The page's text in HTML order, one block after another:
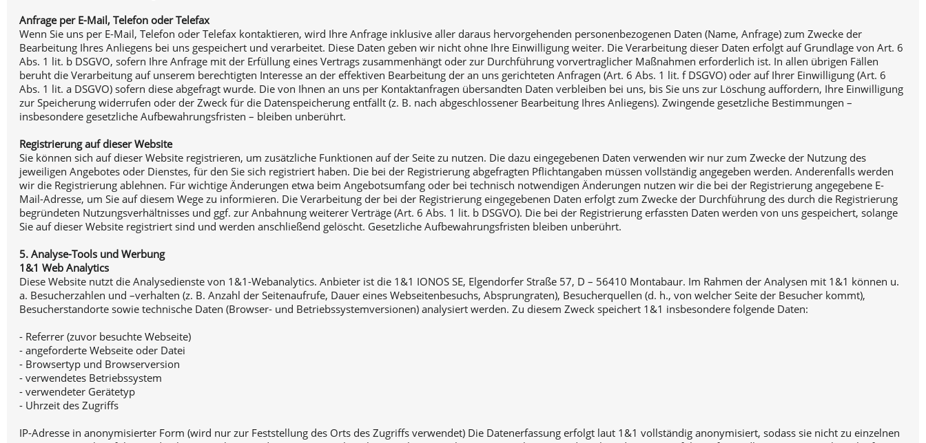
Anfrage per E-Mail, Telefon oder Telefax
Wenn Sie uns per E-Mail, Telefon oder Telefax kontaktieren, wird Ihre Anfrage inklusive aller daraus hervorgehenden personenbezogenen Daten (Name, Anfrage) zum Zwecke der
Bearbeitung Ihres Anliegens bei uns gespeichert und verarbeitet. Diese Daten geben wir nicht ohne Ihre Einwilligung weiter. Die Verarbeitung dieser Daten erfolgt auf Grundlage von Art. 6
Abs. 1 lit. b DSGVO, sofern Ihre Anfrage mit der Erfüllung eines Vertrags zusammenhängt oder zur Durchführung vorvertraglicher Maßnahmen erforderlich ist. In allen übrigen Fällen
beruht die Verarbeitung auf unserem berechtigten Interesse an der effektiven Bearbeitung der an uns gerichteten Anfragen (Art. 6 Abs. 1 lit. f DSGVO) oder auf Ihrer Einwilligung (Art. 6
Abs. 1 lit. a DSGVO) sofern diese abgefragt wurde. Die von Ihnen an uns per Kontaktanfragen übersandten Daten verbleiben bei uns, bis Sie uns zur Löschung auffordern, Ihre Einwilligung
zur Speicherung widerrufen oder der Zweck für die Datenspeicherung entfällt (z. B. nach abgeschlossener Bearbeitung Ihres Anliegens). Zwingende gesetzliche Bestimmungen –
insbesondere gesetzliche Aufbewahrungsfristen – bleiben unberührt.
Registrierung auf dieser Website
Sie können sich auf dieser Website registrieren, um zusätzliche Funktionen auf der Seite zu nutzen. Die dazu eingegebenen Daten verwenden wir nur zum Zwecke der Nutzung des
jeweiligen Angebotes oder Dienstes, für den Sie sich registriert haben. Die bei der Registrierung abgefragten Pflichtangaben müssen vollständig angegeben werden. Anderenfalls werden
wir die Registrierung ablehnen. Für wichtige Änderungen etwa beim Angebotsumfang oder bei technisch notwendigen Änderungen nutzen wir die bei der Registrierung angegebene E-
Mail-Adresse, um Sie auf diesem Wege zu informieren. Die Verarbeitung der bei der Registrierung eingegebenen Daten erfolgt zum Zwecke der Durchführung des durch die Registrierung
begründeten Nutzungsverhältnisses und ggf. zur Anbahnung weiterer Verträge (Art. 6 Abs. 1 lit. b DSGVO). Die bei der Registrierung erfassten Daten werden von uns gespeichert, solange
Sie auf dieser Website registriert sind und werden anschließend gelöscht. Gesetzliche Aufbewahrungsfristen bleiben unberührt.
5. Analyse-Tools und Werbung
1&1 Web Analytics
Diese Website nutzt die Analysedienste von 1&1-Webanalytics. Anbieter ist die 1&1 IONOS SE, Elgendorfer Straße 57, D – 56410 Montabaur. Im Rahmen der Analysen mit 1&1 können u.
a. Besucherzahlen und –verhalten (z. B. Anzahl der Seitenaufrufe, Dauer eines Webseitenbesuchs, Absprungraten), Besucherquellen (d. h., von welcher Seite der Besucher kommt),
Besucherstandorte sowie technische Daten (Browser- und Betriebssystemversionen) analysiert werden. Zu diesem Zweck speichert 1&1 insbesondere folgende Daten:
- Referrer (zuvor besuchte Webseite)
- angeforderte Webseite oder Datei
- Browsertyp und Browserversion
- verwendetes Betriebssystem
- verwendeter Gerätetyp
- Uhrzeit des Zugriffs
IP-Adresse in anonymisierter Form (wird nur zur Feststellung des Orts des Zugriffs verwendet) Die Datenerfassung erfolgt laut 1&1 vollständig anonymisiert, sodass sie nicht zu einzelnen